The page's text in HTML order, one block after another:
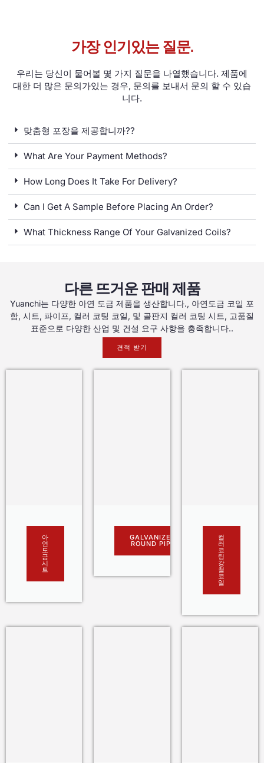
가장 인기있는 질문.
우리는 당신이 물어볼 몇 가지 질문을 나열했습니다. 제품에
대한 더 많은 문의가있는 경우, 문의를 보내서 문의 할 수 있습
니다.
맞춤형 포장을 제공합니까??
What Are Your Payment Methods?
How Long Does It Take For Delivery?
Can I Get A Sample Before Placing An Order?
What Thickness Range Of Your Galvanized Coils?
다른 뜨거운 판매 제품
Yuanchi는 다양한 아연 도금 제품을 생산합니다., 아연도금 코일 포
함, 시트, 파이프, 컬러 코팅 코일, 및 골판지 컬러 코팅 시트, 고품질
표준으로 다양한 산업 및 건설 요구 사항을 충족합니다..
견적 받기
아
연
도
금
시
트
GALVANIZED
ROUND PIPE
컬
러
코
팅
강
철
코
일